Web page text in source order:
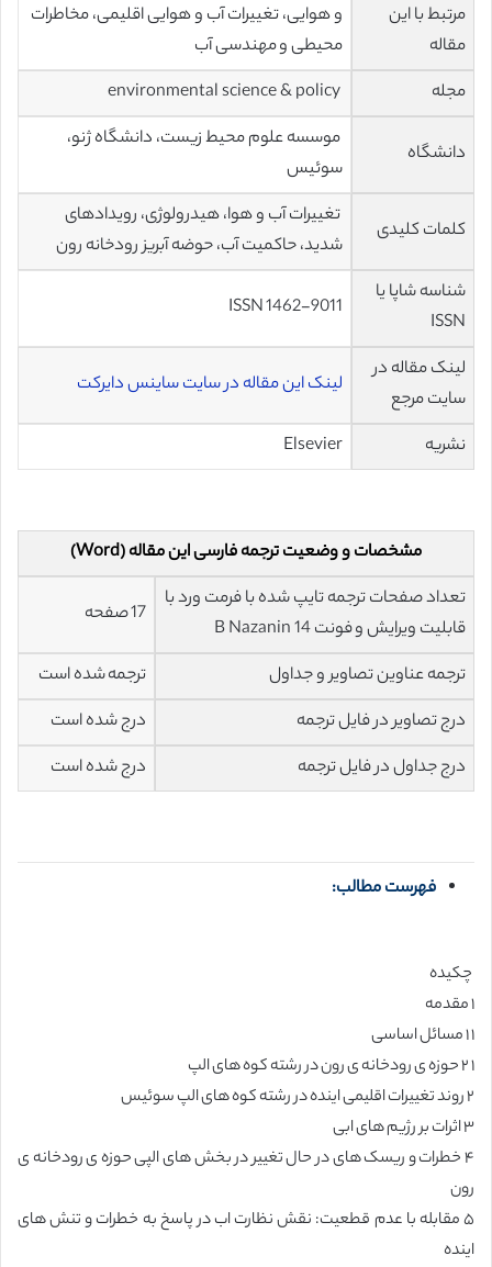
مرتبط با این
مقاله
و هوایی، تغییرات آب و هوایی اقلیمی، مخاطرات
محیطی و مهندسی آب
مجله
دانشگاه
موسسه علوم محیط زیست، دانشگاه ژنو،
سوئیس
کلمات کلیدی
تغییرات آب و هوا، هیدرولوژی، رویدادهای
شدید، حاکمیت آب، حوضه آبریز رودخانه رون
شناسه شاپا یا
ISSN
ISSN 1462-9011
لینک مقاله در
سایت مرجع
لینک این مقاله در سایت ساینس دایرکت
نشریه Elsevier
مشخصات و وضعیت ترجمه فارسی این مقاله (Word)
تعداد صفحات ترجمه تایپ شده با فرمت ورد با
قابلیت ویرایش و فونت 14 B Nazanin
17 صفحه
ترجمه عناوین تصاویر و جداول
ترجمه شده است
درج تصاویر در فایل ترجمه
درج شده است
درج جداول در فایل ترجمه
درج شده است
فهرست مطالب:
چکیده
۱ مقدمه
۱ ۱ مسائل اساسی
۱ ۲ حوزه ی رودخانه ی رون در رشته کوه های الپ
۲ روند تغییرات اقلیمی اینده در رشته کوه های الپ سوئیس
۳ اثرات بر رژیم های ابی
۴ خطرات و ریسک های در حال تغییر در بخش های الپی حوزه ی رودخانه ی
رون
۵ مقابله با عدم قطعیت: نقش نظارت اب در پاسخ به خطرات و تنش های
اینده